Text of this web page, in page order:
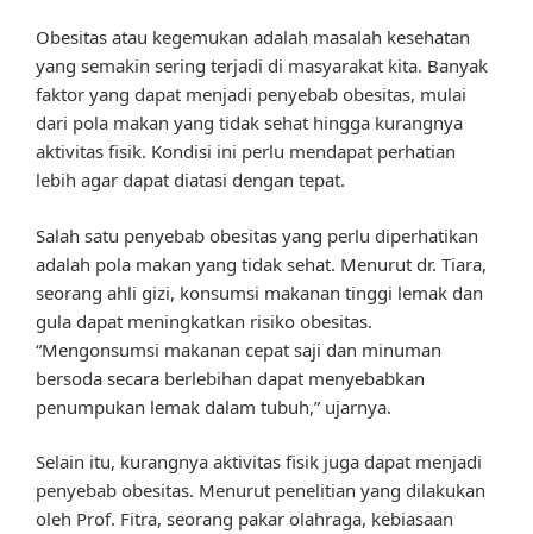
Obesitas atau kegemukan adalah masalah kesehatan
yang semakin sering terjadi di masyarakat kita. Banyak
faktor yang dapat menjadi penyebab obesitas, mulai
dari pola makan yang tidak sehat hingga kurangnya
aktivitas fisik. Kondisi ini perlu mendapat perhatian
lebih agar dapat diatasi dengan tepat.
Salah satu penyebab obesitas yang perlu diperhatikan
adalah pola makan yang tidak sehat. Menurut dr. Tiara,
seorang ahli gizi, konsumsi makanan tinggi lemak dan
gula dapat meningkatkan risiko obesitas.
“Mengonsumsi makanan cepat saji dan minuman
bersoda secara berlebihan dapat menyebabkan
penumpukan lemak dalam tubuh,” ujarnya.
Selain itu, kurangnya aktivitas fisik juga dapat menjadi
penyebab obesitas. Menurut penelitian yang dilakukan
oleh Prof. Fitra, seorang pakar olahraga, kebiasaan